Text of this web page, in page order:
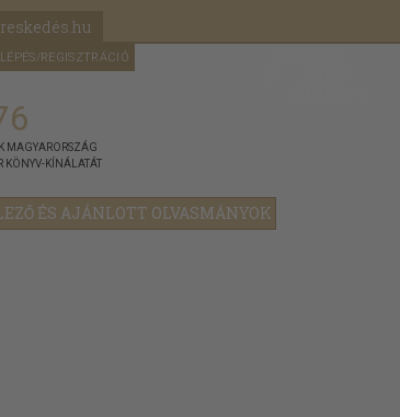
REGISZTRÁCIÓ
ÉS AJÁNLOTT OLVASMÁNYOK
MAGYARORSZÁG
KÖNYV-KÍNÁLATÁT